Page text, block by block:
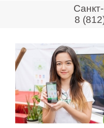
Видео
Новости
Мировые
О нас
Контакты
Оставить
8